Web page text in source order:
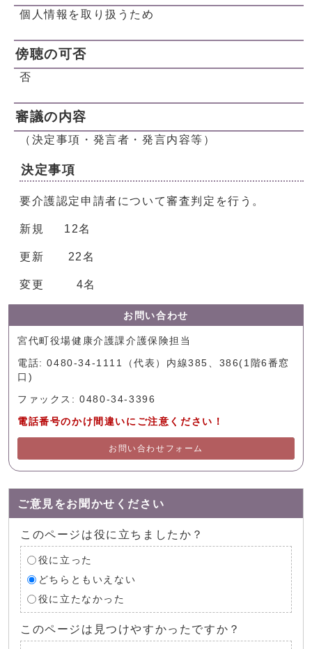
個人情報を取り扱うため
傍聴の可否
否
審議の内容
（決定事項・発言者・発言内容等）
決定事項
要介護認定申請者について審査判定を行う。
新規 12名
更新 22名
変更 4名
お問い合わせ
宮代町役場健康介護課介護保険担当
電話: 0480-34-1111（代表）内線385、386(1階6番窓
口)
ファックス: 0480-34-3396
電話番号のかけ間違いにご注意ください！
お問い合わせフォーム
ご意見をお聞かせください
このページは役に立ちましたか？
役に立った
どちらともいえない
役に立たなかった
このページは見つけやすかったですか？